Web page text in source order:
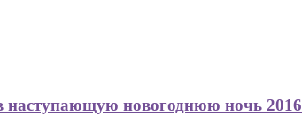
наступающую новогоднюю ночь 2016